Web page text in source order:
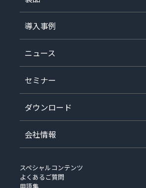
導入事例
ニュース
セミナー
ダウンロード
会社情報
スペシャルコンテンツ
よくあるご質問
用語集